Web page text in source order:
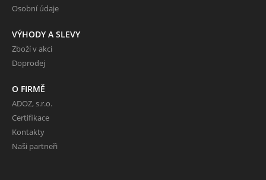
Osobní údaje
VÝHODY A SLEVY
Zboží v akci
Doprodej
O FIRMĚ
ADOZ, s.r.o.
Certifikace
Kontakty
Naši partneři